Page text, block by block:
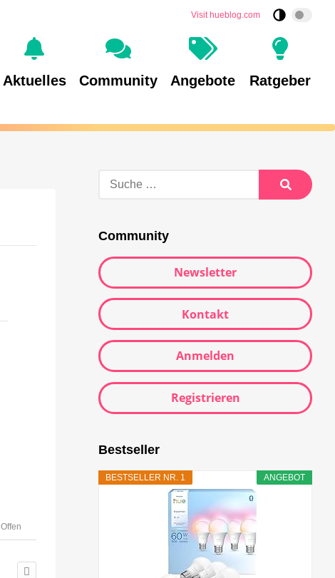
Visit hueblog.com
Aktuelles Community Angebote Ratgeber
Offen
Community
Newsletter
Kontakt
Anmelden
Registrieren
Bestseller
ANGEBOT
BESTSELLER NR. 1